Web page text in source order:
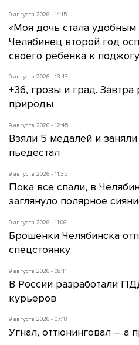
9 августа 2026 - 14:15
«Моя дочь стала
Челябинец второй год
своего ребенка к поджогу
9 августа 2026 - 13:43
+36, грозы и град.
природы
9 августа 2026 - 12:45
Взяли 5 медалей и
пьедестал
9 августа 2026 - 11:35
Пока все спали, в
заглянуло полярное
9 августа 2026 - 11:06
Брошенки Челябинска
спецстоянку
9 августа 2026 - 08:11
В России разработали
курьеров
9 августа 2026 - 07:18
Угнал, оттюнинговал – а